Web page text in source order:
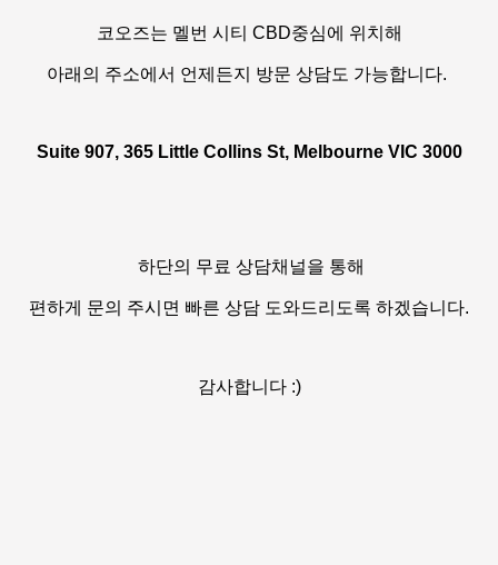
코오즈는 멜번 시티 CBD중심에 위치해
아래의 주소에서 언제든지 방문 상담도 가능합니다.
Suite 907, 365 Little Collins St, Melbourne VIC 3000
하단의 무료 상담채널을 통해
편하게 문의 주시면 빠른 상담 도와드리도록 하겠습니다.
감사합니다 :)